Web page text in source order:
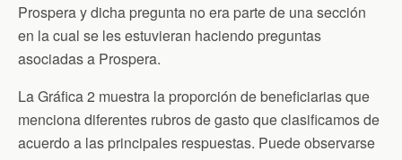
Prospera y dicha pregunta no era parte de una sección
en la cual se les estuvieran haciendo preguntas
asociadas a Prospera.
La Gráfica 2 muestra la proporción de beneficiarias que
menciona diferentes rubros de gasto que clasificamos de
acuerdo a las principales respuestas. Puede observarse